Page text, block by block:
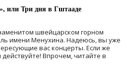
или Три дня в Гштааде
швейцарском горном
имени Менухина. Надеюсь, вы уже
вас концерты. Если же
Впрочем, читайте в